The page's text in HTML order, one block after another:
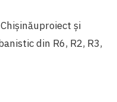
și
din R6, R2, R3,